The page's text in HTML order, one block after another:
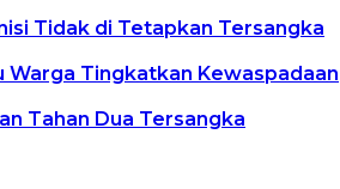
Tidak di Tetapkan Tersangka
Warga Tingkatkan Kewaspadaan
Tahan Dua Tersangka